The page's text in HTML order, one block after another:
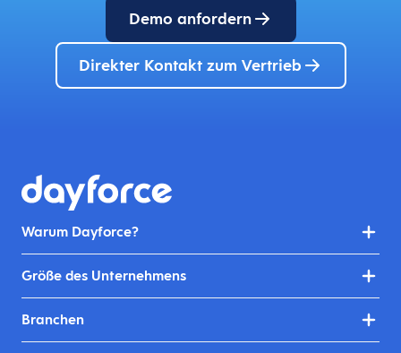
Demo anfordern
Direkter Kontakt zum Vertrieb
Warum Dayforce?
Größe des Unternehmens
Branchen